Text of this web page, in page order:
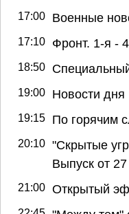
17:00 Военные
17:10 Фронт. 1-я -
18:50
19:00 Новости дня
19:15 По горячим
20:10 "Скрытые
Выпуск от
21:00 Открытый